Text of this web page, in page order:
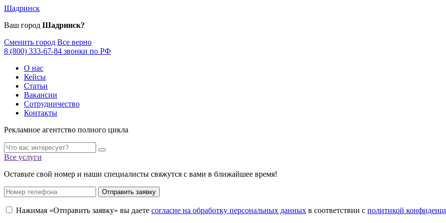
Шадринск
Ваш город Шадринск?
Сменить город Все верно
8 (800) 333-67-84 звонки по РФ
О нас
Кейсы
Статьи
Вакансии
Сотрудничество
Контакты
Рекламное агентство полного цикла
Все услуги
Оставьте свой номер и наши специалисты свяжутся с вами в ближайшее время!
Отправить заявку
Нажимая «Отправить заявку» вы даете согласие на обработку персональных данных в соответствии с политикой